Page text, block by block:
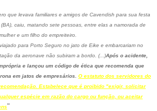
que levava familiares e amigos de Cavendish para sua festa
caiu, matando sete pessoas, entre elas a namorada de
e um filho do empreiteiro.
para Porto Seguro no jato de Eike e embarcariam no
da aeronave não subiram a bordo. (...)Após o acidente,
e lançou um código de ética que recomenda que
em jatos de empresários. O estatuto dos servidores do
Estabelece que é proibido "exigir, solicitar
espécie em razão do cargo ou função, ou aceitar
"